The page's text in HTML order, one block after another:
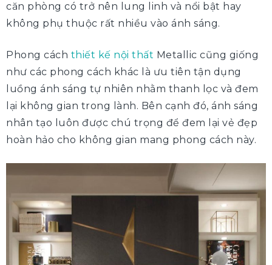
căn phòng có trở nên lung linh và nổi bật hay
không phụ thuộc rất nhiều vào ánh sáng.
Phong cách thiết kế nội thất Metallic cũng giống
như các phong cách khác là ưu tiên tận dụng
luồng ánh sáng tự nhiên nhằm thanh lọc và đem
lại không gian trong lành. Bên cạnh đó, ánh sáng
nhân tạo luôn được chú trọng để đem lại vẻ đẹp
hoàn hảo cho không gian mang phong cách này.